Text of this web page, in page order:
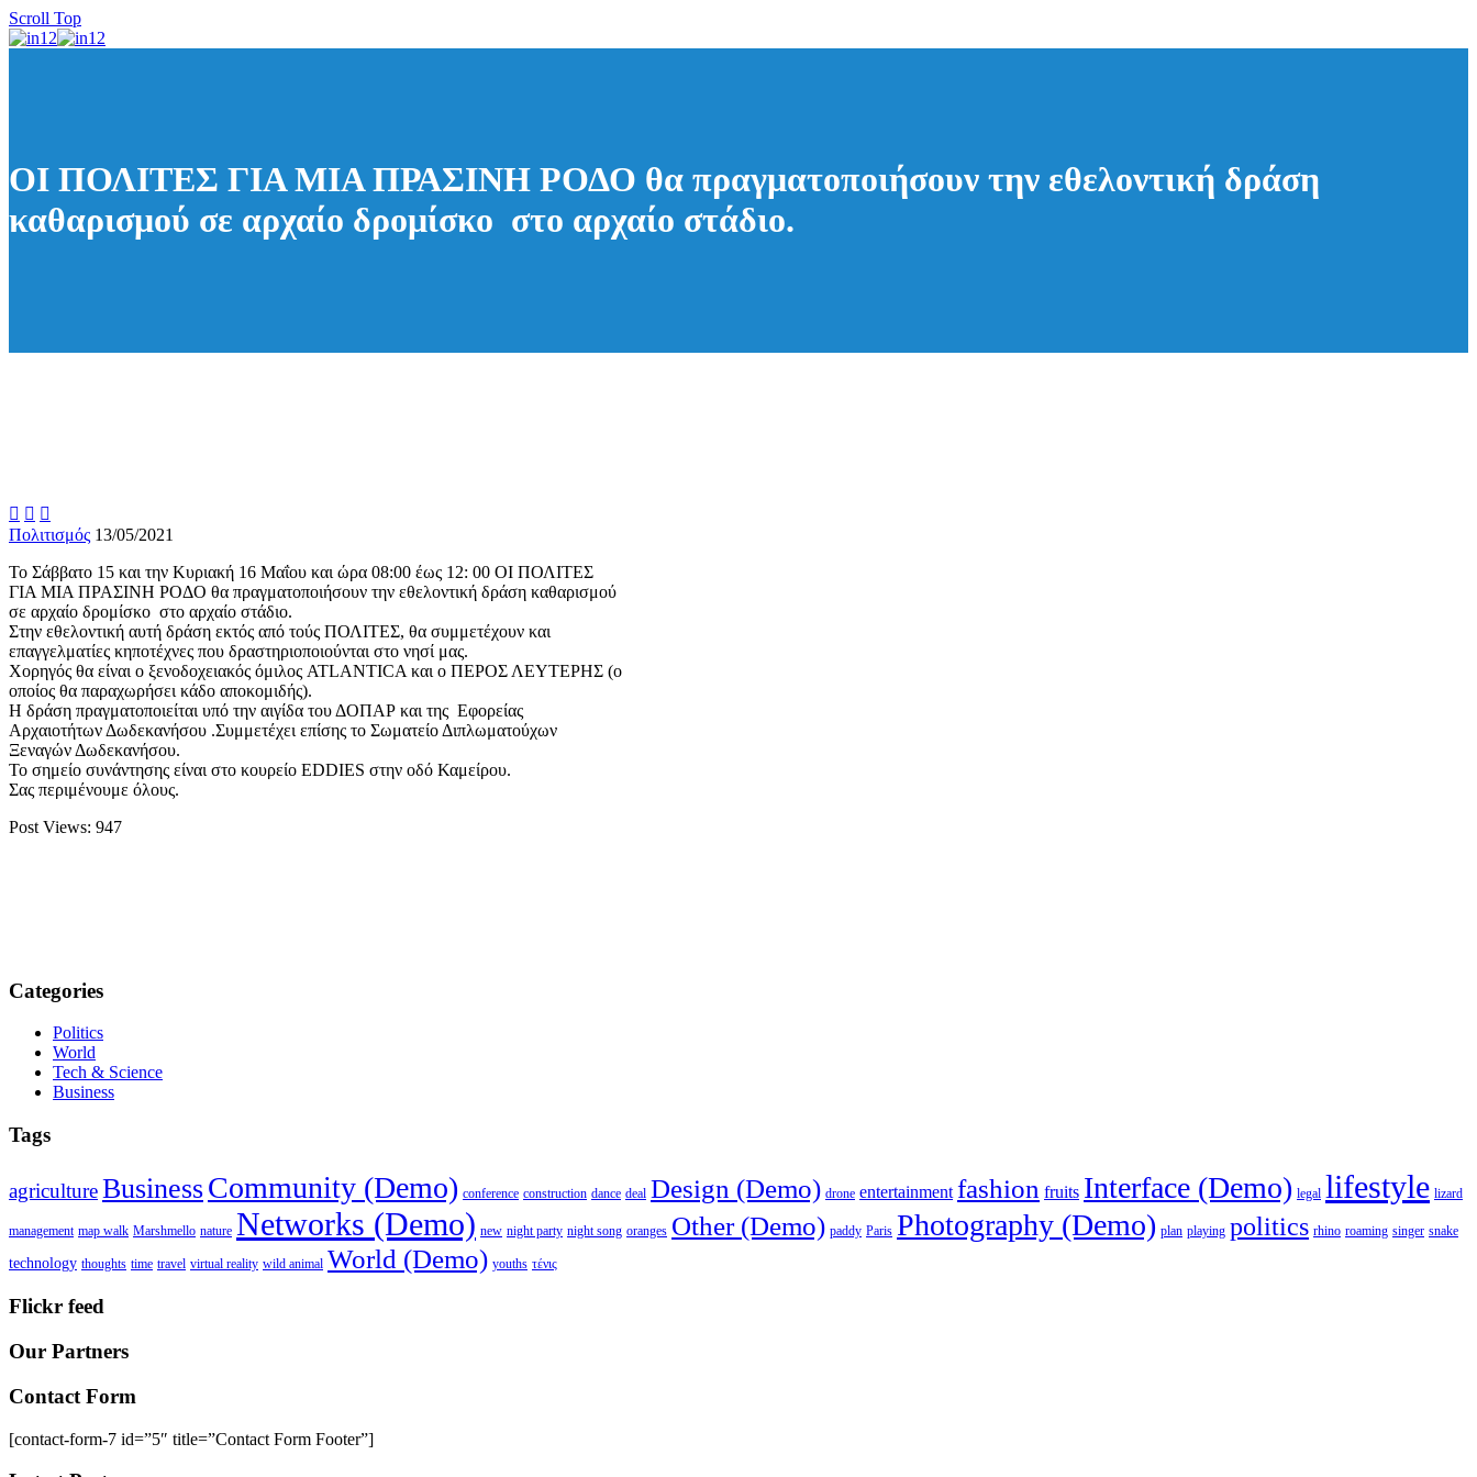
Scroll Top
ΟΙ ΠΟΛΙΤΕΣ ΓΙΑ ΜΙΑ ΠΡΑΣΙΝΗ ΡΟΔΟ θα πραγματοποιήσουν την εθελοντική δράση
καθαρισμού σε αρχαίο δρομίσκο στο αρχαίο στάδιο.
  
Πολιτισμός 13/05/2021
Το Σάββατο 15 και την Κυριακή 16 Μαΐου και ώρα 08:00 έως 12: 00 ΟΙ ΠΟΛΙΤΕΣ
ΓΙΑ ΜΙΑ ΠΡΑΣΙΝΗ ΡΟΔΟ θα πραγματοποιήσουν την εθελοντική δράση καθαρισμού
σε αρχαίο δρομίσκο στο αρχαίο στάδιο.
Στην εθελοντική αυτή δράση εκτός από τούς ΠΟΛΙΤΕΣ, θα συμμετέχουν και
επαγγελματίες κηποτέχνες που δραστηριοποιούνται στο νησί μας.
Χορηγός θα είναι ο ξενοδοχειακός όμιλος ATLANTICA και ο ΠΕΡΟΣ ΛΕΥΤΕΡΗΣ (ο
οποίος θα παραχωρήσει κάδο αποκομιδής).
Η δράση πραγματοποιείται υπό την αιγίδα του ΔΟΠΑΡ και της Εφορείας
Αρχαιοτήτων Δωδεκανήσου .Συμμετέχει επίσης το Σωματείο Διπλωματούχων
Ξεναγών Δωδεκανήσου.
Το σημείο συνάντησης είναι στο κουρείο EDDIES στην οδό Καμείρου.
Σας περιμένουμε όλους.
Post Views: 947
Categories
Politics
World
Tech & Science
Business
Tags
agricultureBusinessCommunity (Demo) conference construction dance deal Design (Demo) drone entertainment fashion fruits Interface (Demo) legal lifestyle lizard
management map walk Marshmello nature Networks (Demo) new night party night song oranges Other (Demo) paddy Paris Photography (Demo) plan playing politics rhino roaming singer snake
technology thoughts time travel virtual reality wild animal World (Demo) youths τένις
Flickr feed
Our Partners
Contact Form
[contact-form-7 id=”5″ title=”Contact Form Footer”]